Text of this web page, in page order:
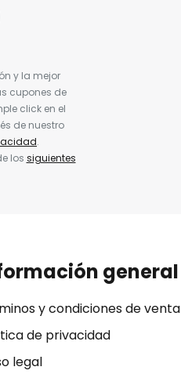
y la mejor
cupones de
click en el
de nuestro
.
los siguientes
general
y condiciones de venta
de privacidad
legal